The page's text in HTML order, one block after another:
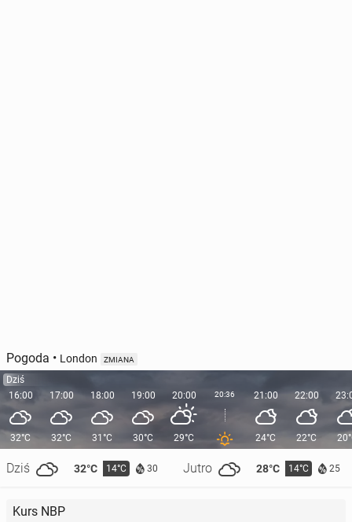
Pogoda • London ZMIANA
Dziś
16:00
32°C
Dziś 32°C 14°C 30 Jutro 28°C 14°C 25
17:00
32°C
18:00
31°C
19:00
30°C
20:00
29°C
20:36 21:00
24°C
22:00
22°C
Kurs NBP